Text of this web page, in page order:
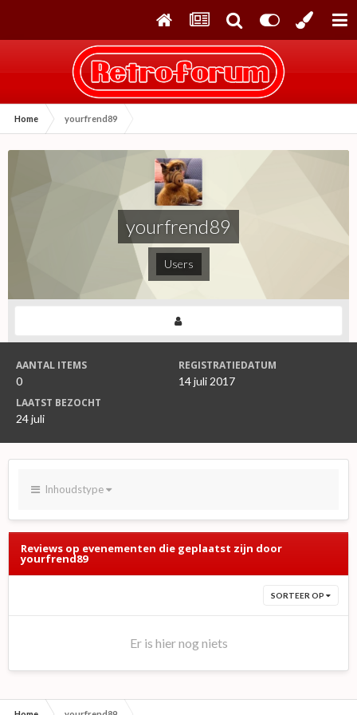
Home yourfrend89
yourfrend89
Users
AANTAL ITEMS
0
REGISTRATIEDATUM
14 juli 2017
LAATST BEZOCHT
24 juli
Inhoudstype
Reviews op evenementen die geplaatst zijn door
yourfrend89
SORTEER OP
Er is hier nog niets